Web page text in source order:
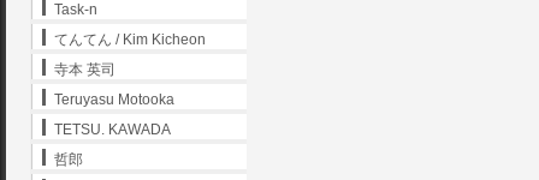
Task-n
てんてん / Kim Kicheon
寺本 英司
Teruyasu Motooka
TETSU. KAWADA
哲郎